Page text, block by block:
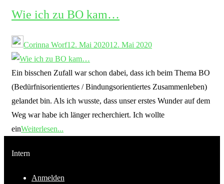
Wie ich zu BO kam…
Corinna Worf12. Mai 202012. Mai 2020
Ein bisschen Zufall war schon dabei, dass ich beim Thema BO
(Bedürfnisorientiertes / Bindungsorientiertes Zusammenleben)
gelandet bin. Als ich wusste, dass unser erstes Wunder auf dem
Weg war habe ich länger recherchiert. Ich wollte
einWeiterlesen...
Intern
Anmelden